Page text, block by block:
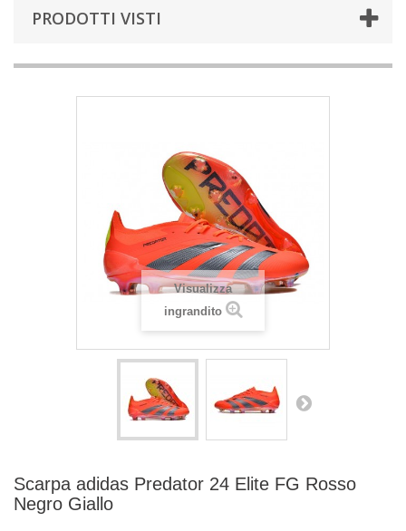
PRODOTTI VISTI
Visualizza
ingrandito
Scarpa adidas Predator 24 Elite FG Rosso
Negro Giallo